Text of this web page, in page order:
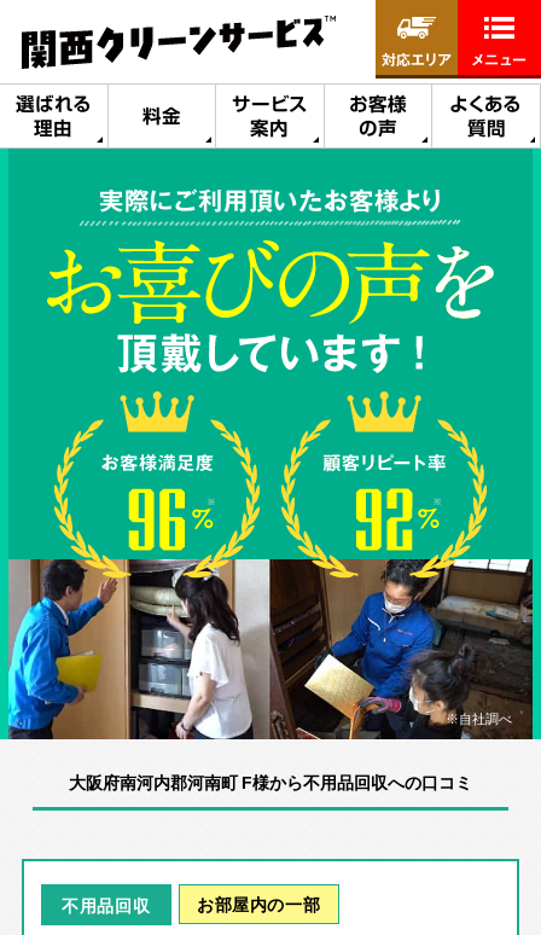
選ばれる
理由
料金
サービス
案内
お客様
の声
よくある
質問
対応エリア メニュー
実際にご利用頂いたお客様より
※自社調べ
大阪府南河内郡河南町 F様から不用品回収への口コミ
不用品回収 お部屋内の一部